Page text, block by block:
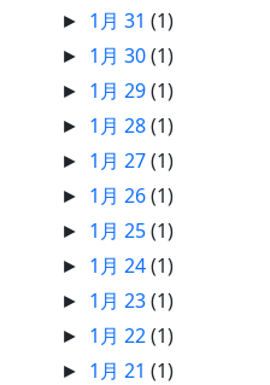
► 1月 31(1)
► 1月 30(1)
► 1月 29(1)
► 1月 28(1)
► 1月 27(1)
► 1月 26(1)
► 1月 25(1)
► 1月 24(1)
► 1月 23(1)
► 1月 22(1)
► 1月 21(1)